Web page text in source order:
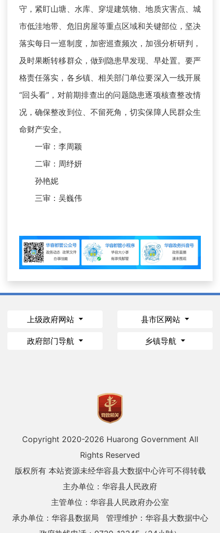
守，紧盯山塘、水库、穿堤建筑物、地质灾害点、城
市低洼地带、危旧房屋等重点区域和关键部位，坚决
落实每日一巡制度，加密巡查频次，加强分析研判，
及时果断转移群众，做到隐患早发现、早处置。要严
格责任落实，各乡镇、相关部门单位要深入一线开展
“回头看”，对前期排查出的问题隐患逐项核查整改情
况，确保整改到位、不留死角，切实保障人民群众生
命财产安全。
一审：李周颖
二审：周纾妍
孙艳妮
三审：吴巍伟
上级政府网站 县市区网站
政府部门导航 乡镇导航
Copyright 2020-2026 Huarong Government All
Rights Reserved
版权所有 本站资源未经华容县大数据中心许可不得转载
主办单位：华容县人民政府
主管单位：华容县人民政府办公室
承办单位：华容县数据局
管理维护：华容县大数据中心